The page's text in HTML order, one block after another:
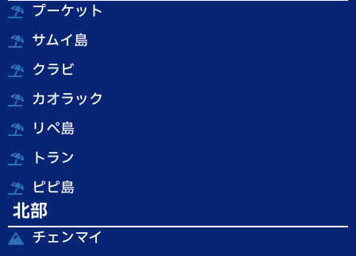
プーケット
サムイ島
クラビ
カオラック
リペ島
トラン
ピピ島
北部
チェンマイ